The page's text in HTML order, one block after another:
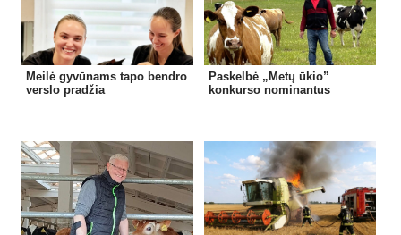
Meilė gyvūnams tapo bendro
verslo pradžia
Paskelbė „Metų ūkio”
konkurso nominantus